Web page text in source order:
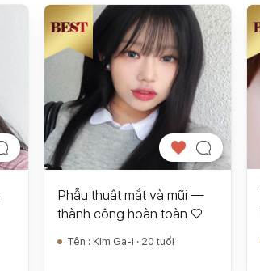
Phẫu thuật mắt và mũi —
thành công hoàn toàn ♡
Tên : Kim Ga-i · 20 tuổi